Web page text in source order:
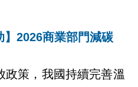
2026商業部門減碳
策，我國持續完善溫